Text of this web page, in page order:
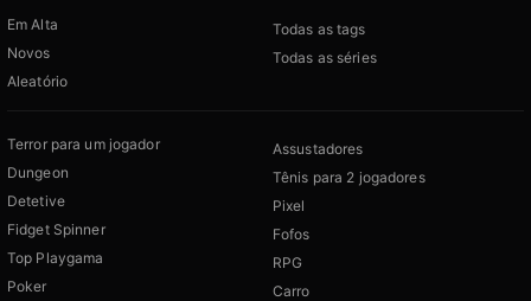
Em Alta
Novos
Aleatório
Todas as tags
Todas as séries
Terror para um jogador
Dungeon
Detetive
Fidget Spinner
Top Playgama
Poker
Assustadores
Tênis para 2 jogadores
Pixel
Fofos
RPG
Carro